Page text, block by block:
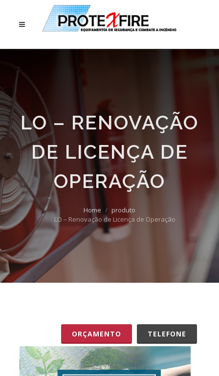
LO – RENOVAÇÃO
DE LICENÇA DE
OPERAÇÃO
Home
produto
LO – Renovação de Licença de Operação
TELEFONE
ORÇAMENTO